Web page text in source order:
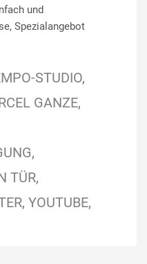
und
Spezialangebot
STUDIO
GANZE
TÜR
YOUTUBE